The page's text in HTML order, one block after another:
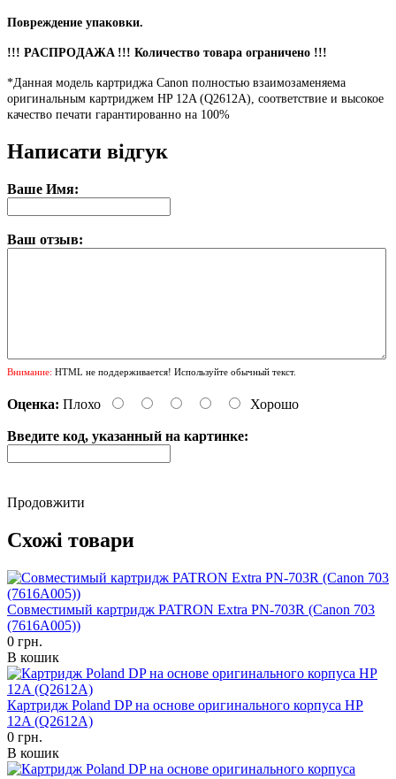
Повреждение упаковки.
!!! PACПPOДAЖA !!! Количество товара ограничено !!!
*Данная модель картриджа Canon полностью взаимозаменяема
оригинальным картриджем HP 12A (Q2612A), соответствие и высокое
качество печати гарантированно на 100%
Написати відгук
Ваше Имя:
Ваш отзыв:
Внимание: HTML не поддерживается! Используйте обычный текст.
Оценка: Плохо Хорошо
Введите код, указанный на картинке:
Продовжити
Схожі товари
Совместимый картридж PATRON Extra PN-703R (Canon 703
(7616A005))
0 грн.
В кошик
Картридж Poland DP на основе оригинального корпуса HP
12A (Q2612A)
0 грн.
В кошик